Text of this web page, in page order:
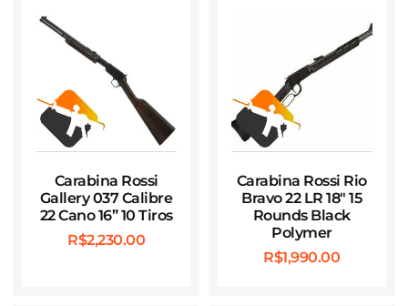
Carabina Rossi
Gallery 037 Calibre
22 Cano 16” 10 Tiros
R$2,230.00
Carabina Rossi Rio
Bravo 22 LR 18″ 15
Rounds Black
Polymer
R$1,990.00